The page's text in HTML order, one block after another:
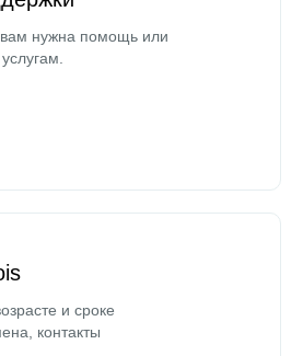
нужна помощь или
и сроке
контакты